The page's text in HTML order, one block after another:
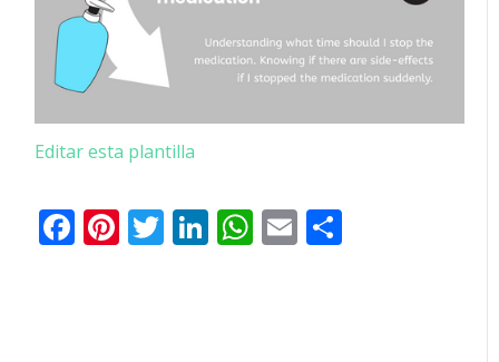
Editar esta plantilla
Facebook
Pinterest
Twitter
LinkedIn
WhatsApp
Email